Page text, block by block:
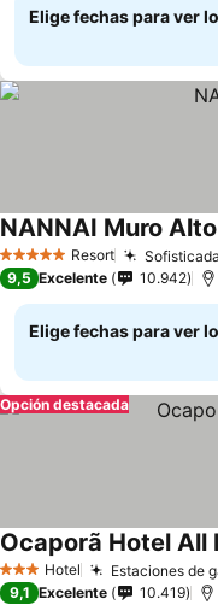
Elige fechas para ver
5 Estrellas Resort
NANNAI Muro Alto
9,5 Excelente 10.942
Elige fechas para ver
Opción destacada
3 Estrellas
Hotel Estaciones de
Ocaporã Hotel All
9,1 Excelente 10.419